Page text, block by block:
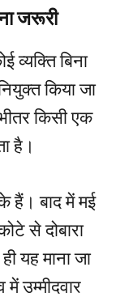
जरूरी
व्यक्ति बिना
किया जा
किसी एक
है।
हैं। बाद में मई
से दोबारा
यह माना जा
में उम्मीदवार